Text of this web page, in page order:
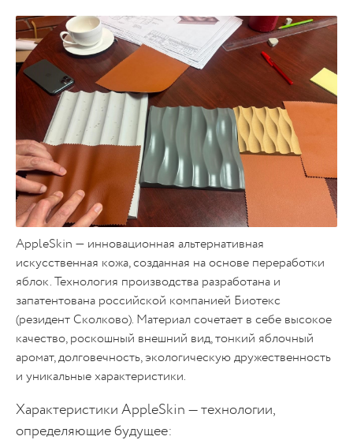
AppleSkin — инновационная альтернативная
искусственная кожа, созданная на основе переработки
яблок. Технология производства разработана и
запатентована российской компанией Биотекс
(резидент Сколково). Материал сочетает в себе высокое
качество, роскошный внешний вид, тонкий яблочный
аромат, долговечность, экологическую дружественность
и уникальные характеристики.
Характеристики AppleSkin — технологии,
определяющие будущее: